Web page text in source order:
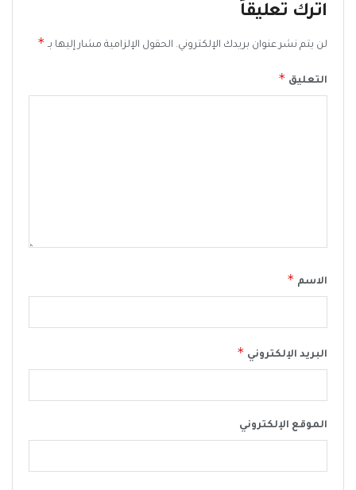
اترك تعليقاً
لن يتم نشر عنوان بريدك الإلكتروني. الحقول الإلزامية مشار إليها بـ *
التعليق *
الاسم *
البريد الإلكتروني *
الموقع الإلكتروني